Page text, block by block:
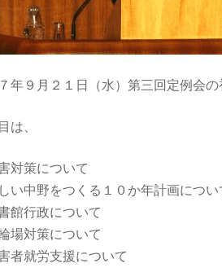
年９月２１日（水）第三回定例会
は、
対策について
い中野をつくる１０か年計画につい
館行政について
場対策について
者就労支援について